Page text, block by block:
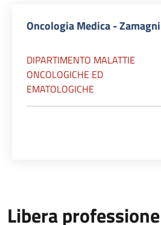
Oncologia Medica - Zamagni
DIPARTIMENTO MALATTIE
ONCOLOGICHE ED
EMATOLOGICHE
Libera professione